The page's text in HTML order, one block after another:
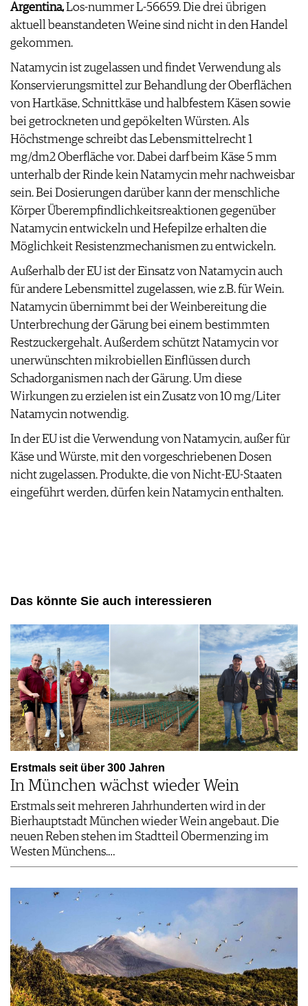
REDAKTION
JOBS
WERBUNG
IMPRESSUM
AGB & DATENSCHUTZ
Argentina,Los-nummer L-56659. Die drei übrigen
aktuell beanstandeten Weine sind nicht in den Handel
gekommen.
Natamycin ist zugelassen und findet Verwendung als
Konservierungsmittel zur Behandlung der Oberflächen
von Hartkäse, Schnittkäse und halbfestem Käsen sowie
bei getrockneten und gepökelten Würsten. Als
Höchstmenge schreibt das Lebensmittelrecht 1
mg/dm2 Oberfläche vor. Dabei darf beim Käse 5 mm
unterhalb der Rinde kein Natamycin mehr nachweisbar
sein. Bei Dosierungen darüber kann der menschliche
Körper Überempfindlichkeitsreaktionen gegenüber
Natamycin entwickeln und Hefepilze erhalten die
Möglichkeit Resistenzmechanismen zu entwickeln.
Außerhalb der EU ist der Einsatz von Natamycin auch
für andere Lebensmittel zugelassen, wie z.B. für Wein.
Natamycin übernimmt bei der Weinbereitung die
Unterbrechung der Gärung bei einem bestimmten
Restzuckergehalt. Außerdem schützt Natamycin vor
unerwünschten mikrobiellen Einflüssen durch
Schadorganismen nach der Gärung. Um diese
Wirkungen zu erzielen ist ein Zusatz von 10 mg/Liter
Natamycin notwendig.
In der EU ist die Verwendung von Natamycin, außer für
Käse und Würste, mit den vorgeschriebenen Dosen
nicht zugelassen. Produkte, die von Nicht-EU-Staaten
eingeführt werden, dürfen kein Natamycin enthalten.
Das könnte Sie auch interessieren
Erstmals seit über 300 Jahren
In München wächst wieder Wein
Erstmals seit mehreren Jahrhunderten wird in der
Bierhauptstadt München wieder Wein angebaut. Die
neuen Reben stehen im Stadtteil Obermenzing im
Westen Münchens.…